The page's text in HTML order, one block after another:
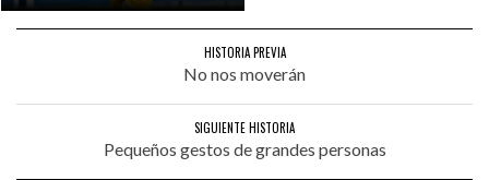
HISTORIA PREVIA
No nos moverán
SIGUIENTE HISTORIA
Pequeños gestos de grandes personas